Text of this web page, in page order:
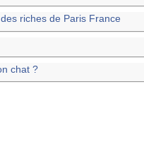
riches de Paris France
chat ?